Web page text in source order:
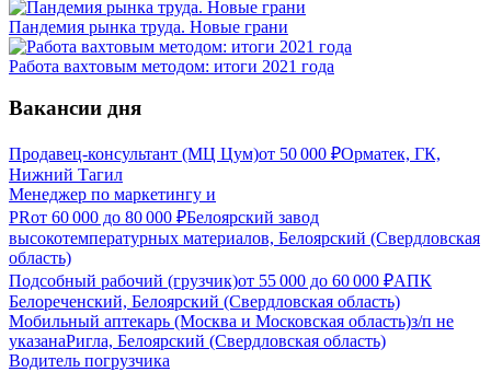
Пандемия рынка труда. Новые грани
Работа вахтовым методом: итоги 2021 года
Вакансии дня
Продавец-консультант (МЦ Цум)от 50 000 ₽Орматек, ГК,
Нижний Тагил
Менеджер по маркетингу и
PRот 60 000 до 80 000 ₽Белоярский завод
высокотемпературных материалов, Белоярский (Свердловская
область)
Подсобный рабочий (грузчик)от 55 000 до 60 000 ₽АПК
Белореченский, Белоярский (Свердловская область)
Мобильный аптекарь (Москва и Московская область)з/п не
указанаРигла, Белоярский (Свердловская область)
Водитель погрузчика